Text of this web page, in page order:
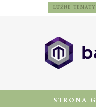
LUŹNE TEMATY
STRONA